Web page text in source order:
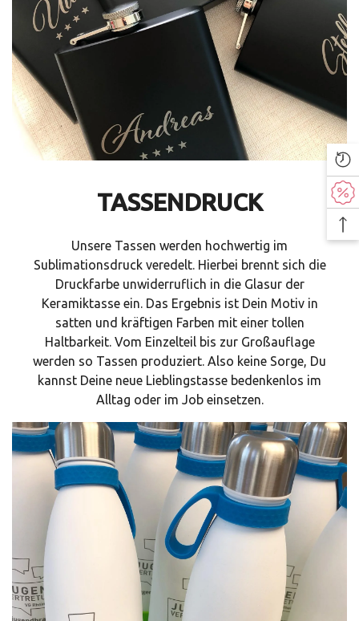
TASSENDRUCK
Unsere Tassen werden hochwertig im
Sublimationsdruck veredelt. Hierbei brennt sich die
Druckfarbe unwiderruflich in die Glasur der
Keramiktasse ein. Das Ergebnis ist Dein Motiv in
satten und kräftigen Farben mit einer tollen
Haltbarkeit. Vom Einzelteil bis zur Großauflage
werden so Tassen produziert. Also keine Sorge, Du
kannst Deine neue Lieblingstasse bedenkenlos im
Alltag oder im Job einsetzen.